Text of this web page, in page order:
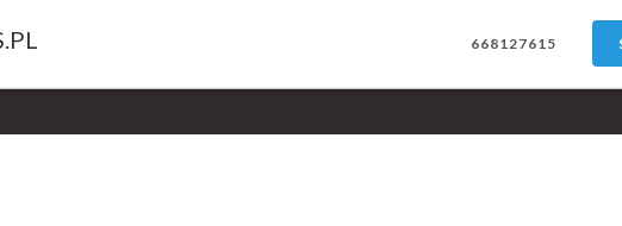
668127615